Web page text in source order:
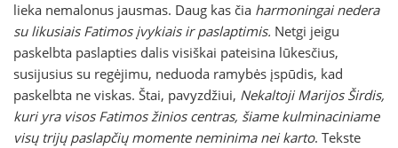
lieka nemalonus jausmas. Daug kas čia harmoningai nedera
su likusiais Fatimos įvykiais ir paslaptimis. Netgi jeigu
paskelbta paslapties dalis visiškai pateisina lūkesčius,
susijusius su regėjimu, neduoda ramybės įspūdis, kad
paskelbta ne viskas. Štai, pavyzdžiui, Nekaltoji Marijos Širdis,
kuri yra visos Fatimos žinios centras, šiame kulminaciniame
visų trijų paslapčių momente neminima nei karto. Tekste